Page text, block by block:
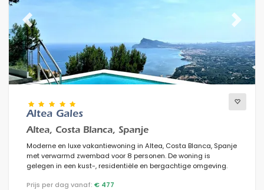
Previous Next
Altea Gales
Altea, Costa Blanca, Spanje
Moderne en luxe vakantiewoning in Altea, Costa Blanca, Spanje
met verwarmd zwembad voor 8 personen. De woning is
gelegen in een kust-, residentiële en bergachtige omgeving.
Prijs per dag vanaf: € 477